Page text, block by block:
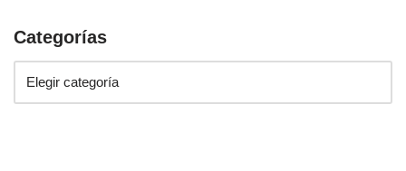
Categorías